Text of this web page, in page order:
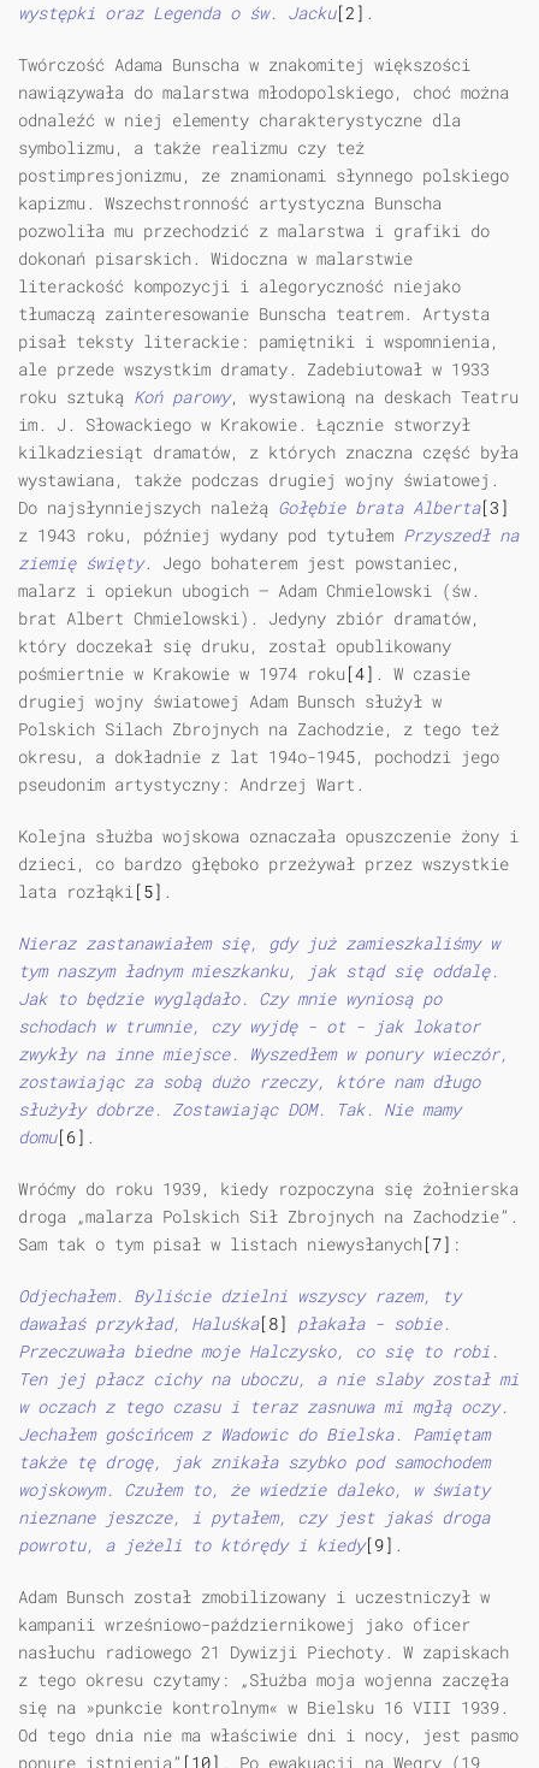
występki oraz Legenda o św. Jacku[2] .
Twórczość Adama Bunscha w znakomitej większości
nawiązywała do malarstwa młodopolskiego, choć można
odnaleźć w niej elementy charakterystyczne dla
symbolizmu, a także realizmu czy też
postimpresjonizmu, ze znamionami słynnego polskiego
kapizmu. Wszechstronność artystyczna Bunscha
pozwoliła mu przechodzić z malarstwa i grafiki do
dokonań pisarskich. Widoczna w malarstwie
literackość kompozycji i alegoryczność niejako
tłumaczą zainteresowanie Bunscha teatrem. Artysta
pisał teksty literackie: pamiętniki i wspomnienia,
ale przede wszystkim dramaty. Zadebiutował w 1933
roku sztuką Koń parowy, wystawioną na deskach Teatru
im. J. Słowackiego w Krakowie. Łącznie stworzył
kilkadziesiąt dramatów, z których znaczna część była
wystawiana, także podczas drugiej wojny światowej.
Do najsłynniejszych należą Gołębie brata Alberta[3]
z 1943 roku, później wydany pod tytułem Przyszedł na
ziemię święty. Jego bohaterem jest powstaniec,
malarz i opiekun ubogich — Adam Chmielowski (św.
brat Albert Chmielowski). Jedyny zbiór dramatów,
który doczekał się druku, został opublikowany
pośmiertnie w Krakowie w 1974 roku [4] . W czasie
drugiej wojny światowej Adam Bunsch służył w
Polskich Silach Zbrojnych na Zachodzie, z tego też
okresu, a dokładnie z lat 194o-1945, pochodzi jego
pseudonim artystyczny: Andrzej Wart.
Kolejna służba wojskowa oznaczała opuszczenie żony i
dzieci, co bardzo głęboko przeżywał przez wszystkie
lata rozłąki[5] .
Nieraz zastanawiałem się, gdy już zamieszkaliśmy w
tym naszym ładnym mieszkanku, jak stąd się oddalę.
Jak to będzie wyglądało. Czy mnie wyniosą po
schodach w trumnie, czy wyjdę - ot - jak lokator
zwykły na inne miejsce. Wyszedłem w ponury wieczór,
zostawiając za sobą dużo rzeczy, które nam długo
służyły dobrze. Zostawiając DOM. Tak. Nie mamy
domu[6] .
Wróćmy do roku 1939, kiedy rozpoczyna się żołnierska
droga „malarza Polskich Sił Zbrojnych na Zachodzie”.
Sam tak o tym pisał w listach niewysłanych[7] :
Odjechałem. Byliście dzielni wszyscy razem, ty
dawałaś przykład, Haluśka[8] płakała - sobie.
Przeczuwała biedne moje Halczysko, co się to robi.
Ten jej płacz cichy na uboczu, a nie slaby został mi
w oczach z tego czasu i teraz zasnuwa mi mgłą oczy.
Jechałem gościńcem z Wadowic do Bielska. Pamiętam
także tę drogę, jak znikała szybko pod samochodem
wojskowym. Czułem to, że wiedzie daleko, w światy
nieznane jeszcze, i pytałem, czy jest jakaś droga
powrotu, a jeżeli to którędy i kiedy[9] .
Adam Bunsch został zmobilizowany i uczestniczył w
kampanii wrześniowo-październikowej jako oficer
nasłuchu radiowego 21 Dywizji Piechoty. W zapiskach
z tego okresu czytamy: „Służba moja wojenna zaczęła
się na »punkcie kontrolnym« w Bielsku 16 VIII 1939.
Od tego dnia nie ma właściwie dni i nocy, jest pasmo
ponure istnienia” [10] . Po ewakuacji na Węgry (19